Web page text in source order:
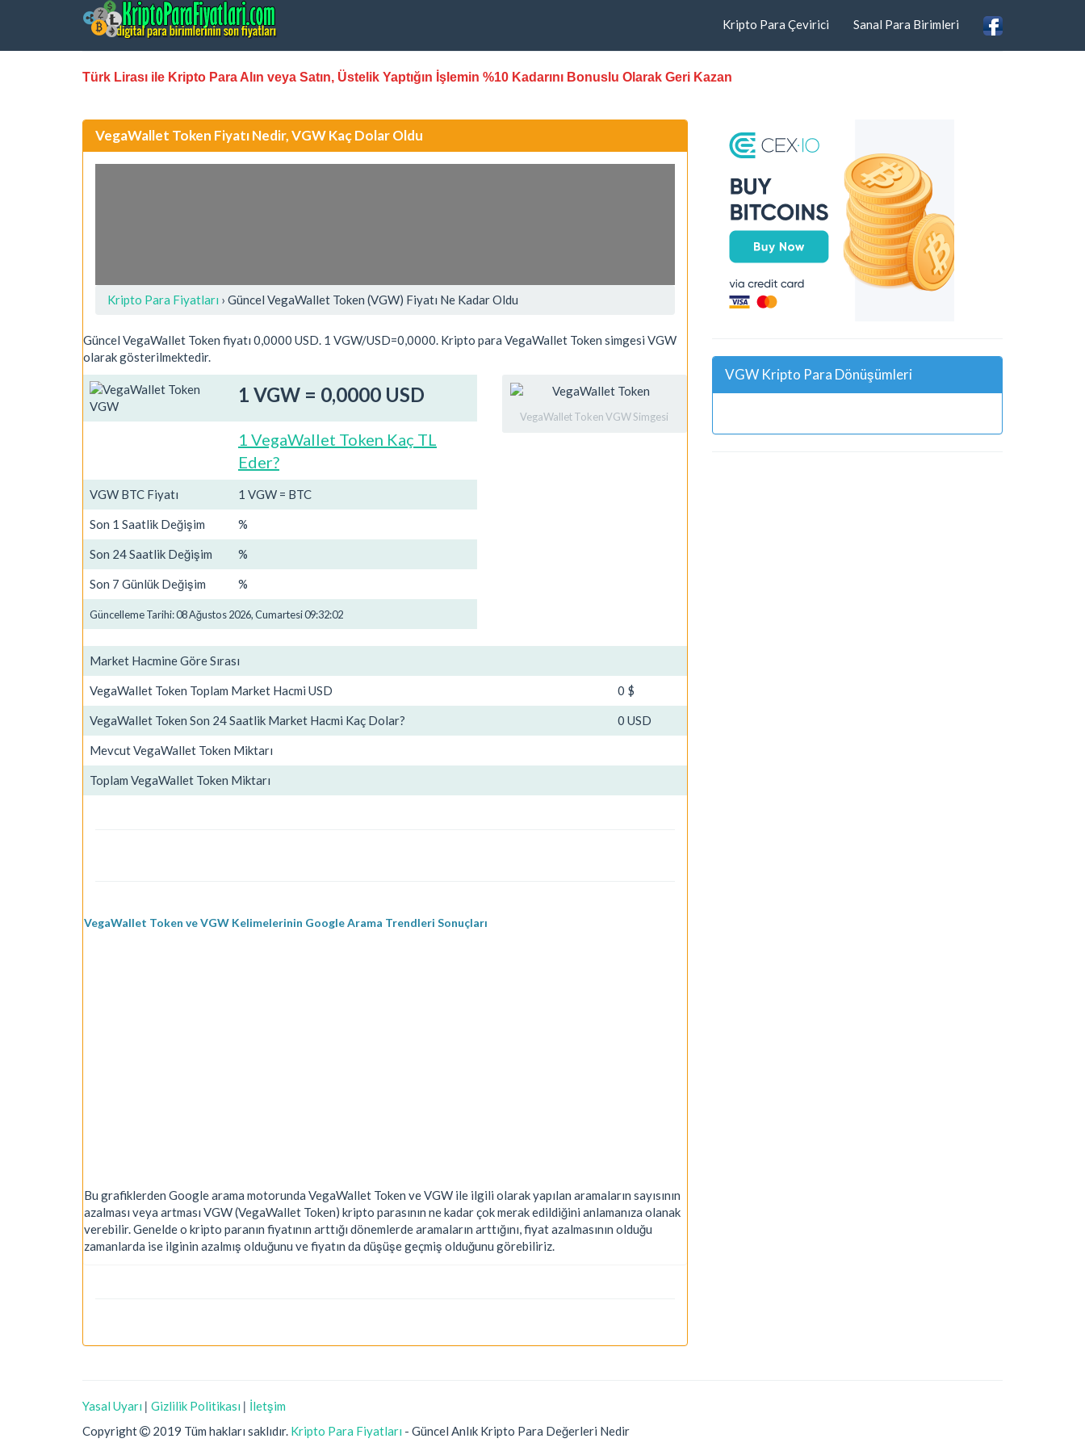
Kripto Para Çevirici Sanal Para Birimleri
Türk Lirası ile Kripto Para Alın veya Satın, Üstelik Yaptığın İşlemin %10 Kadarını Bonuslu Olarak Geri Kazan
VegaWallet Token Fiyatı Nedir, VGW Kaç Dolar Oldu
Kripto Para Fiyatları › Güncel VegaWallet Token (VGW) Fiyatı Ne Kadar Oldu
Güncel VegaWallet Token fiyatı 0,0000 USD. 1 VGW/USD=0,0000. Kripto para VegaWallet Token simgesi VGW
olarak gösterilmektedir.
1 VGW = 0,0000 USD
1 VegaWallet Token Kaç TL
Eder?
VGW BTC Fiyatı 1 VGW = BTC
Son 1 Saatlik Değişim %
Son 24 Saatlik Değişim %
Son 7 Günlük Değişim %
Güncelleme Tarihi: 08 Ağustos 2026, Cumartesi 09:32:02
VegaWallet Token VGW Simgesi
Market Hacmine Göre Sırası
VegaWallet Token Toplam Market Hacmi USD 0 $
VegaWallet Token Son 24 Saatlik Market Hacmi Kaç Dolar? 0 USD
Mevcut VegaWallet Token Miktarı
Toplam VegaWallet Token Miktarı
VegaWallet Token ve VGW Kelimelerinin Google Arama Trendleri Sonuçları
Bu grafiklerden Google arama motorunda VegaWallet Token ve VGW ile ilgili olarak yapılan aramaların sayısının
azalması veya artması VGW (VegaWallet Token) kripto parasının ne kadar çok merak edildiğini anlamanıza olanak
verebilir. Genelde o kripto paranın fiyatının arttığı dönemlerde aramaların arttığını, fiyat azalmasının olduğu
zamanlarda ise ilginin azalmış olduğunu ve fiyatın da düşüşe geçmiş olduğunu görebiliriz.
VGW Kripto Para Dönüşümleri
Yasal Uyarı | Gizlilik Politikası | İletşim
Copyright
2019 Tüm hakları saklıdır. Kripto Para Fiyatları - Güncel Anlık Kripto Para Değerleri Nedir